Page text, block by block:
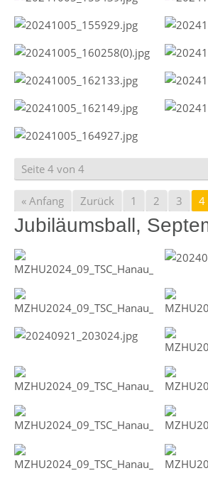
Seite 4 von 4
« Anfang Zurück 1 2 3 4
Jubiläumsball,